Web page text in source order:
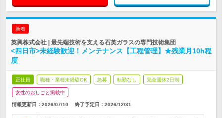
新着
英興株式会社 | 最先端技術を支える石英ガラスの専門技術集団
<四日市>未経験歓迎！メンテナンス【工程管理】★残業月10h程
度
正社員 職種・業種未経験OK 急募 転勤なし 完全週休2日制
女性のおしごと掲載中
情報更新日：2026/07/10 終了予定日： 2026/12/31